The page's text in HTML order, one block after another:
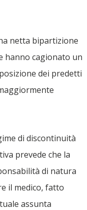
netta bipartizione
hanno cagionato un
dei predetti
di discontinuità
prevede che la
di natura
il medico, fatto
assunta